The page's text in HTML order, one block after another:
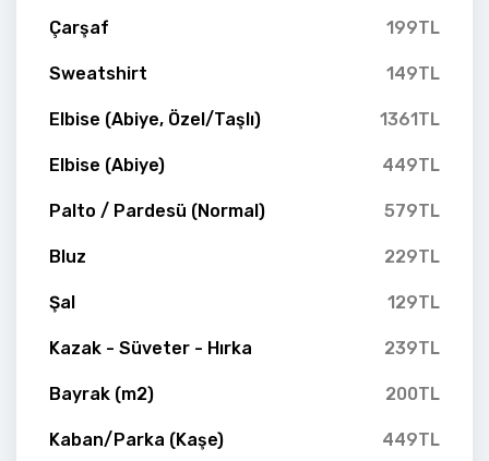
Çarşaf 199TL
Sweatshirt 149TL
Elbise (Abiye, Özel/Taşlı) 1361TL
Elbise (Abiye) 449TL
Palto / Pardesü (Normal) 579TL
Bluz 229TL
Şal 129TL
Kazak - Süveter - Hırka 239TL
Bayrak (m2) 200TL
Kaban/Parka (Kaşe) 449TL